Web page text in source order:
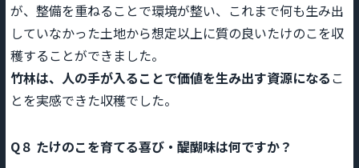
が、整備を重ねることで環境が整い、これまで何も生み出
していなかった土地から想定以上に質の良いたけのこを収
穫することができました。
竹林は、人の手が入ることで価値を生み出す資源になるこ
とを実感できた収穫でした。
Q８ たけのこを育てる喜び・醍醐味は何ですか？